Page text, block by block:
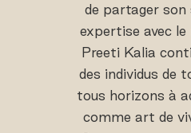
de partager son
expertise avec le
Preeti Kalia
des individus de
tous horizons à
comme art de